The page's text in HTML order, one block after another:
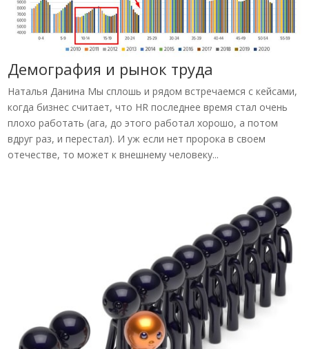
Демография и рынок труда
Наталья Данина Мы сплошь и рядом встречаемся с кейсами,
когда бизнес считает, что HR последнее время стал очень
плохо работать (ага, до этого работал хорошо, а потом
вдруг раз, и перестал). И уж если нет пророка в своем
отечестве, то может к внешнему человеку...